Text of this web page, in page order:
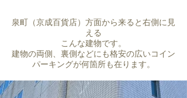
​泉町（京成百貨店）方面から来ると右側に見
える
こんな建物です。
​建物の両側、裏側などにも格安の広いコイン
パーキングが何箇所も在ります。